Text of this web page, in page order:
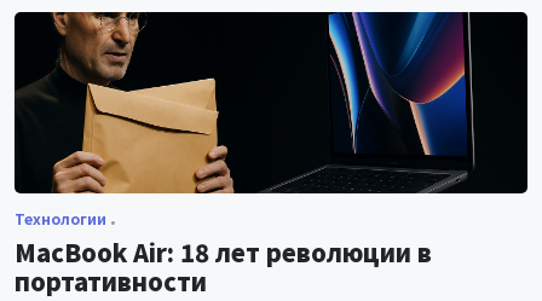
Технологии
MacBook Air: 18 лет революции в
портативности